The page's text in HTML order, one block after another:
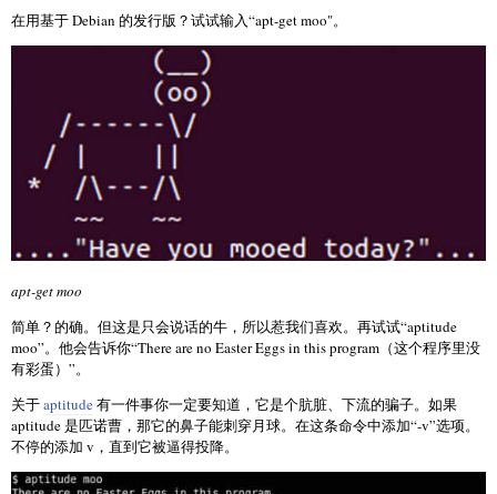
在用基于 Debian 的发行版？试试输入“apt-get moo"。
apt-get moo
简单？的确。但这是只会说话的牛，所以惹我们喜欢。再试试“aptitude
moo”。他会告诉你“There are no Easter Eggs in this program（这个程序里没
有彩蛋）”。
关于aptitude有一件事你一定要知道，它是个肮脏、下流的骗子。如果
aptitude 是匹诺曹，那它的鼻子能刺穿月球。在这条命令中添加“-v”选项。
不停的添加 v，直到它被逼得投降。